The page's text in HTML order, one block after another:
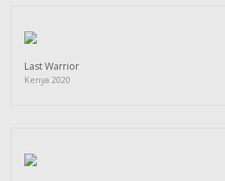
Last Warrior
Kenya 2020